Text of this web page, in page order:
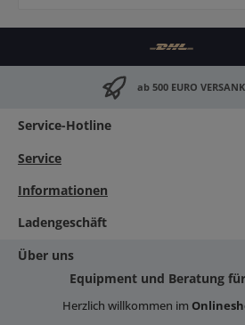
ab 500 EURO
Service-Hotline
Service
Informationen
Ladengeschäft
Über uns
Equipment und Beratung
Herzlich willkommen im